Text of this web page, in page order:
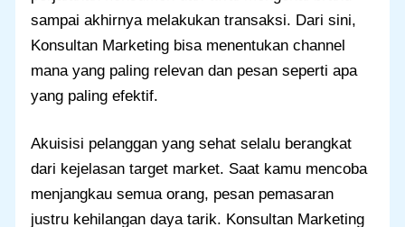
sampai akhirnya melakukan transaksi. Dari sini,
Konsultan Marketing bisa menentukan channel
mana yang paling relevan dan pesan seperti apa
yang paling efektif.
Akuisisi pelanggan yang sehat selalu berangkat
dari kejelasan target market. Saat kamu mencoba
menjangkau semua orang, pesan pemasaran
justru kehilangan daya tarik. Konsultan Marketing